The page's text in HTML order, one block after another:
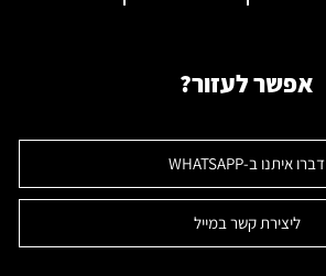
אפשר לעזור?
דברו איתנו ב-WHATSAPP
ליצירת קשר במייל